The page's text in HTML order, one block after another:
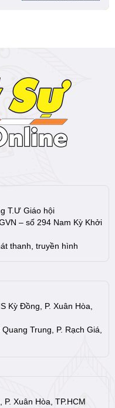
T.Ư Giáo hội
– số 294 Nam Kỳ Khởi
thanh, truyền hình
Kỳ Đồng, P. Xuân Hòa,
Quang Trung, P. Rạch Giá,
Xuân Hòa, TP.HCM